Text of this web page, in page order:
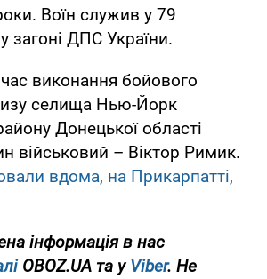
Воїн служив у 79
загоні ДПС України.
час виконання бойового
селища Нью-Йорк
Донецької області
військовий – Віктор Римик.
вдома, на Прикарпатті,
інформація в нас
OBOZ.UA та уViber. Не